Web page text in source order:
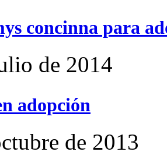
concinna para
de 2014
adopción
de 2013